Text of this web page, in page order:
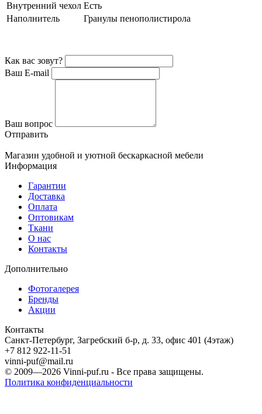
Внутренний чехол Есть
Наполнитель
Гранулы пенополистирола
Как вас зовут?
Ваш E-mail
Ваш вопрос
Отправить
Магазин удобной и уютной бескаркасной мебели
Информация
Гарантии
Доставка
Оплата
Оптовикам
Ткани
О нас
Контакты
Дополнительно
Фотогалерея
Бренды
Акции
Контакты
Санкт-Петербург, Загребский б-р, д. 33, офис 401 (4этаж)
+7 812 922-11-51
vinni-puf@mail.ru
© 2009—2026 Vinni-puf.ru - Все права защищены.
Политика конфиденциальности